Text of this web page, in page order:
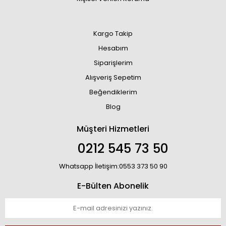
Kargo Takip
Hesabım
Siparişlerim
Alışveriş Sepetim
Beğendiklerim
Blog
Müşteri Hizmetleri
0212 545 73 50
Whatsapp İletişim:0553 373 50 90
E-Bülten Abonelik